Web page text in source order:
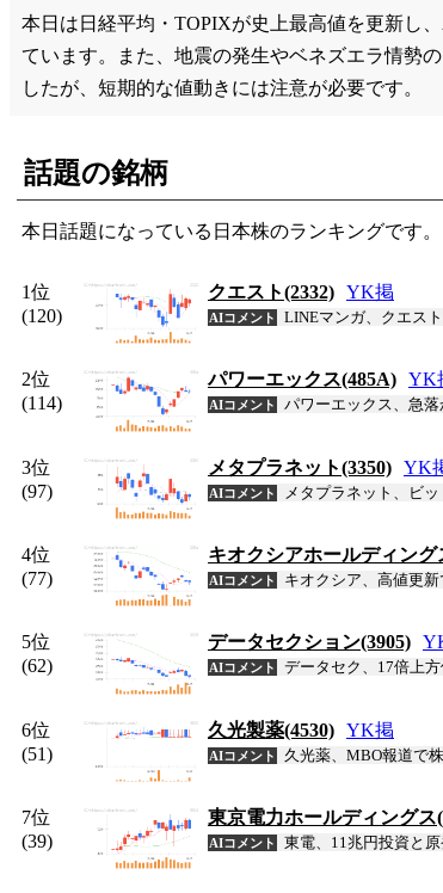
本日は日経平均・TOPIXが史上最高値を更新し
ています。また、地震の発生やベネズエラ情勢
したが、短期的な値動きには注意が必要です。
話題の銘柄
本日話題になっている日本株のランキングです。
1位
(120)
クエスト(2332) YK掲
AIコメント LINEマンガ、クエス
2位
(114)
パワーエックス(485A) YK
AIコメント パワーエックス、急
3位
(97)
メタプラネット(3350) YK
AIコメント メタプラネット、ビ
4位
(77)
キオクシアホールディング
AIコメント キオクシア、高値更
5位
(62)
データセクション(3905) Y
AIコメント データセク、17倍上
6位
(51)
久光製薬(4530) YK掲
AIコメント 久光薬、MBO報道で
7位
(39)
東京電力ホールディングス
AIコメント 東電、11兆円投資と